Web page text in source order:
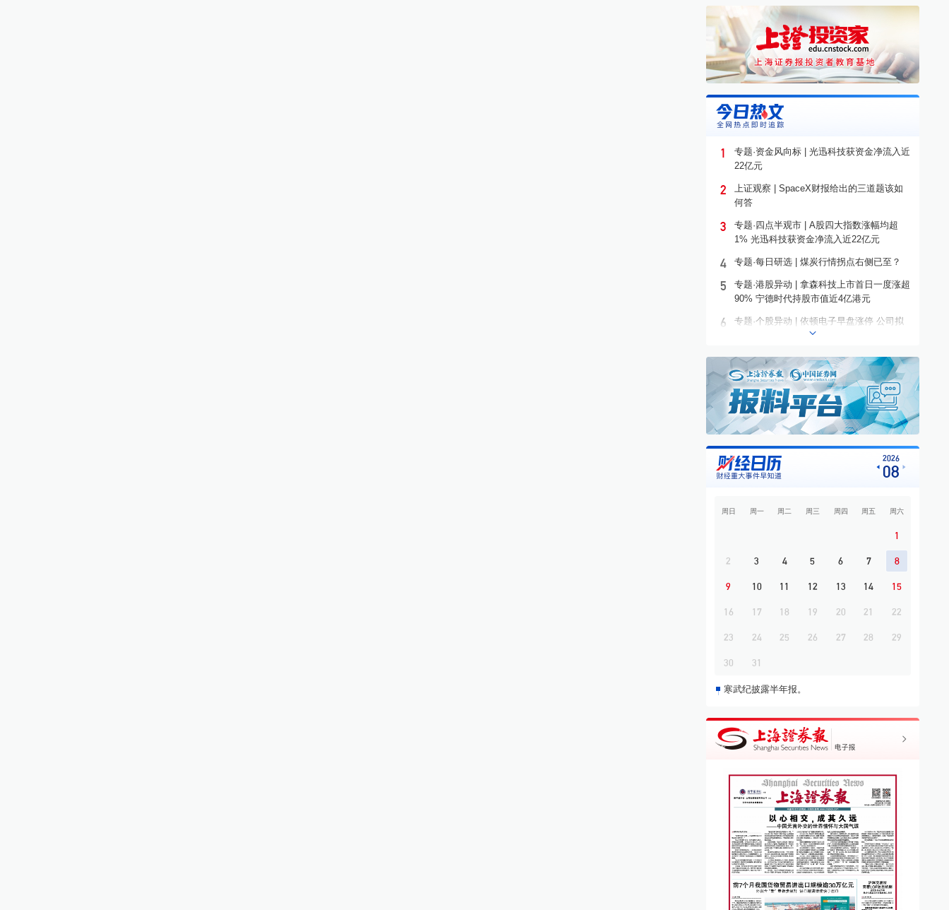
1
专题·资金风向标 | 光迅科技获资金净流入近
22亿元
2
上证观察 | SpaceX财报给出的三道题该如
何答
3
专题·四点半观市 | A股四大指数涨幅均超
1% 光迅科技获资金净流入近22亿元
4 专题·每日研选 | 煤炭行情拐点右侧已至？
5
专题·港股异动 | 拿森科技上市首日一度涨超
90% 宁德时代持股市值近4亿港元
6
专题·个股异动 | 依顿电子早盘涨停 公司拟
募资20亿元投建高端PCB项目
7
专题·板块异动 | 铜箔概念走高 铜冠铜箔一
度涨停
8
专题·国际晨讯 | Alphabet启动250亿美元发
债 美国将对多晶硅衍生品加征15%关税
9 开盘必读
10 专题·市场探“涨” | 需求拉动 它们都在涨价
2026
08
周日 周一 周二 周三 周四 周五 周六
1
2 3 4 5 6 7 8
9 10 11 12 13 14 15
16 17 18 19 20 21 22
23 24 25 26 27 28 29
30 31
寒武纪披露半年报。